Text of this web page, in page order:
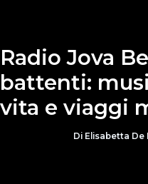
Radio Jova
battenti:
vita e viaggi
Di Elisabetta De